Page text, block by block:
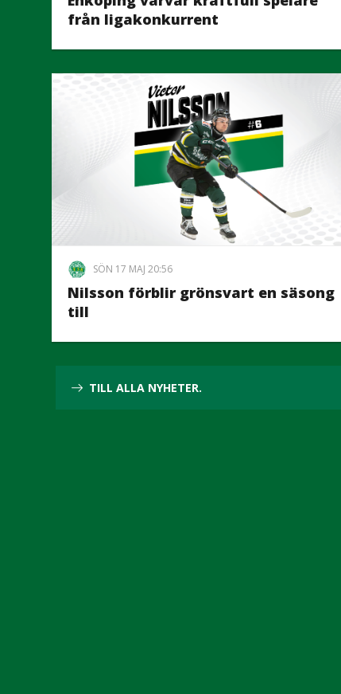
från ligakonkurrent
SÖN 17 MAJ 20:56
Nilsson förblir grönsvart en säsong
till
TILL ALLA NYHETER.